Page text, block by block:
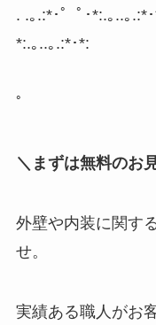
. .｡ .:*･゜ﾟ･*:.｡ ..｡ .:*･
*:.｡ ..｡ .:*･*:
ﾟ
＼まずは無料のお
外壁や内装に関す
せ。
実績ある職人がお